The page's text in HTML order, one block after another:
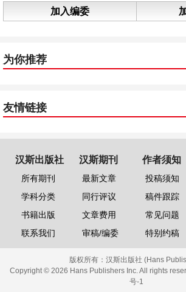
加入编委
为你推荐
友情链接
汉斯出版社
所有期刊
学科分类
书籍出版
联系我们
汉斯期刊
最新文章
同行评议
文章费用
审稿/编委
作者须知
投稿须知
稿件跟踪
常见问题
特别约稿
版权所有： 汉斯出版社 (Hans
Copyright © 2026 Hans Publishers Inc. All rights
号-1